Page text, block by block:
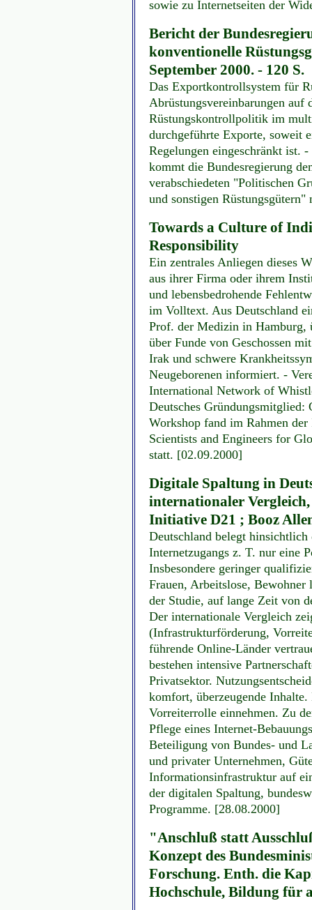
sowie zu Internetseiten der
Bericht der
konventionelle
September 2000. - 120 S.
Das Exportkontrollsystem für
Abrüstungsvereinbarungen
Rüstungskontrollpolitik im
durchgeführte Exporte, soweit
Regelungen eingeschränkt ist.
kommt die Bundesregierung
verabschiedeten "Politischen
und sonstigen Rüstungsgütern"
Towards a Culture of
Responsibility
Ein zentrales Anliegen dieses
aus ihrer Firma oder ihrem
und lebensbedrohende
im Volltext. Aus Deutschland
Prof. der Medizin in Hamburg,
über Funde von Geschossen
Irak und schwere
Neugeborenen informiert. -
International Network of
Deutsches
Workshop fand im Rahmen
Scientists and Engineers for
statt. [02.09.2000]
Digitale Spaltung in
internationaler
Initiative D21 ; Booz
Deutschland belegt
Internetzugangs z. T. nur eine
Insbesondere geringer
Frauen, Arbeitslose, Bewohner
der Studie, auf lange Zeit von
Der internationale Vergleich
(Infrastrukturförderung,
führende Online-Länder
bestehen intensive
Privatsektor.
komfort, überzeugende
Vorreiterrolle einnehmen. Zu
Pflege eines Internet-
Beteiligung von Bundes- und
und privater Unternehmen,
Informationsinfrastruktur auf
der digitalen Spaltung,
Programme. [28.08.2000]
"Anschluß statt
Konzept des
Forschung. Enth. die
Hochschule, Bildung für